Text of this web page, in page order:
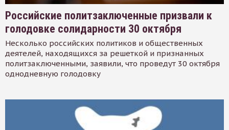
Российские политзаключенные призвали к
голодовке солидарности 30 октября
Несколько российских политиков и общественных
деятелей, находящихся за решеткой и признанных
политзаключенными, заявили, что проведут 30 октября
однодневную голодовку